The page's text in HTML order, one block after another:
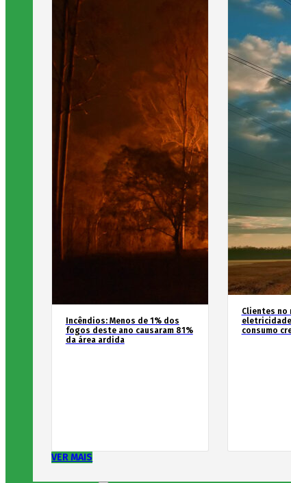
Incêndios: Menos de 1% dos
fogos deste ano causaram 81%
da área ardida
Clientes no
eletricidade
consumo
VER MAIS